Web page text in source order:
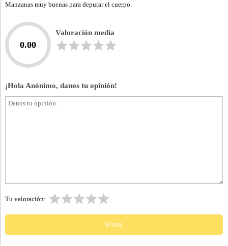
Manzanas muy buenas para depurar el cuerpo.
0.00
Valoración media
¡Hola Anónimo, danos tu opinión!
Tu valoración: